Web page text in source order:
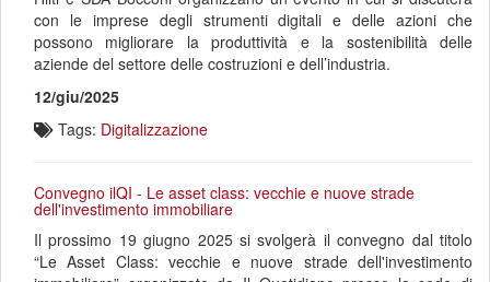
con le imprese degli strumenti digitali e delle azioni che
possono migliorare la produttività e la sostenibilità delle
aziende del settore delle costruzioni e dell’industria.
12/giu/2025
Tags: Digitalizzazione
Convegno ilQI - Le asset class: vecchie e nuove strade
dell'investimento immobiliare
Il prossimo 19 giugno 2025 si svolgerà il convegno dal titolo
“Le Asset Class: vecchie e nuove strade dell'investimento